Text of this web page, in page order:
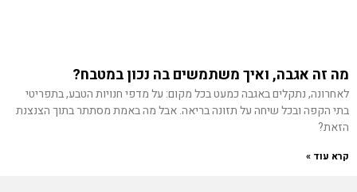
מה זה אגבה, ואיך משתמשים בה נכון במטבח?
לאחרונה, נתקלים באגבה כמעט בכל מקום: על מדפי חנויות הטבע, בתפריטי
בתי הקפה ובכל שיחה על תזונה בריאה. אבל מה באמת מסתתר בתוך הצנצנת
הזאת?
קרא עוד »